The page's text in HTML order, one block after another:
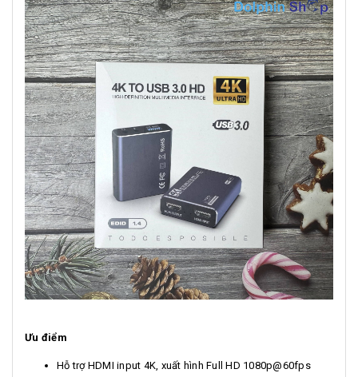
Ưu điểm
Hỗ trợ HDMI input 4K, xuất hình Full HD 1080p@60fps